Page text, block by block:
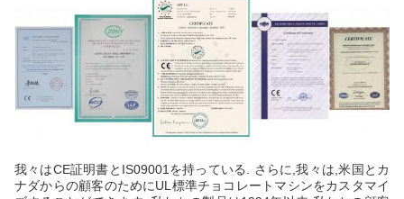
我々はCE証明書とIS09001を持っている. さらに,我々は,米国とカ
ナダからの顧客のためにUL標準チョコレートマシンをカスタマイ